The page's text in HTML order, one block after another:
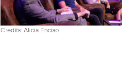
Credits: Alicia Enciso